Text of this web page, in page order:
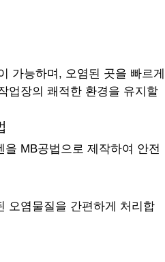
가능하며, 오염된 곳을 빠르게
업장의 쾌적한 환경을 유지할
MB공법으로 제작하여 안전
오염물질을 간편하게 처리합